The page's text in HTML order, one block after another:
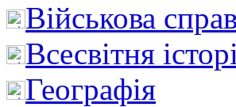
Військова
Всесвітня
Географія